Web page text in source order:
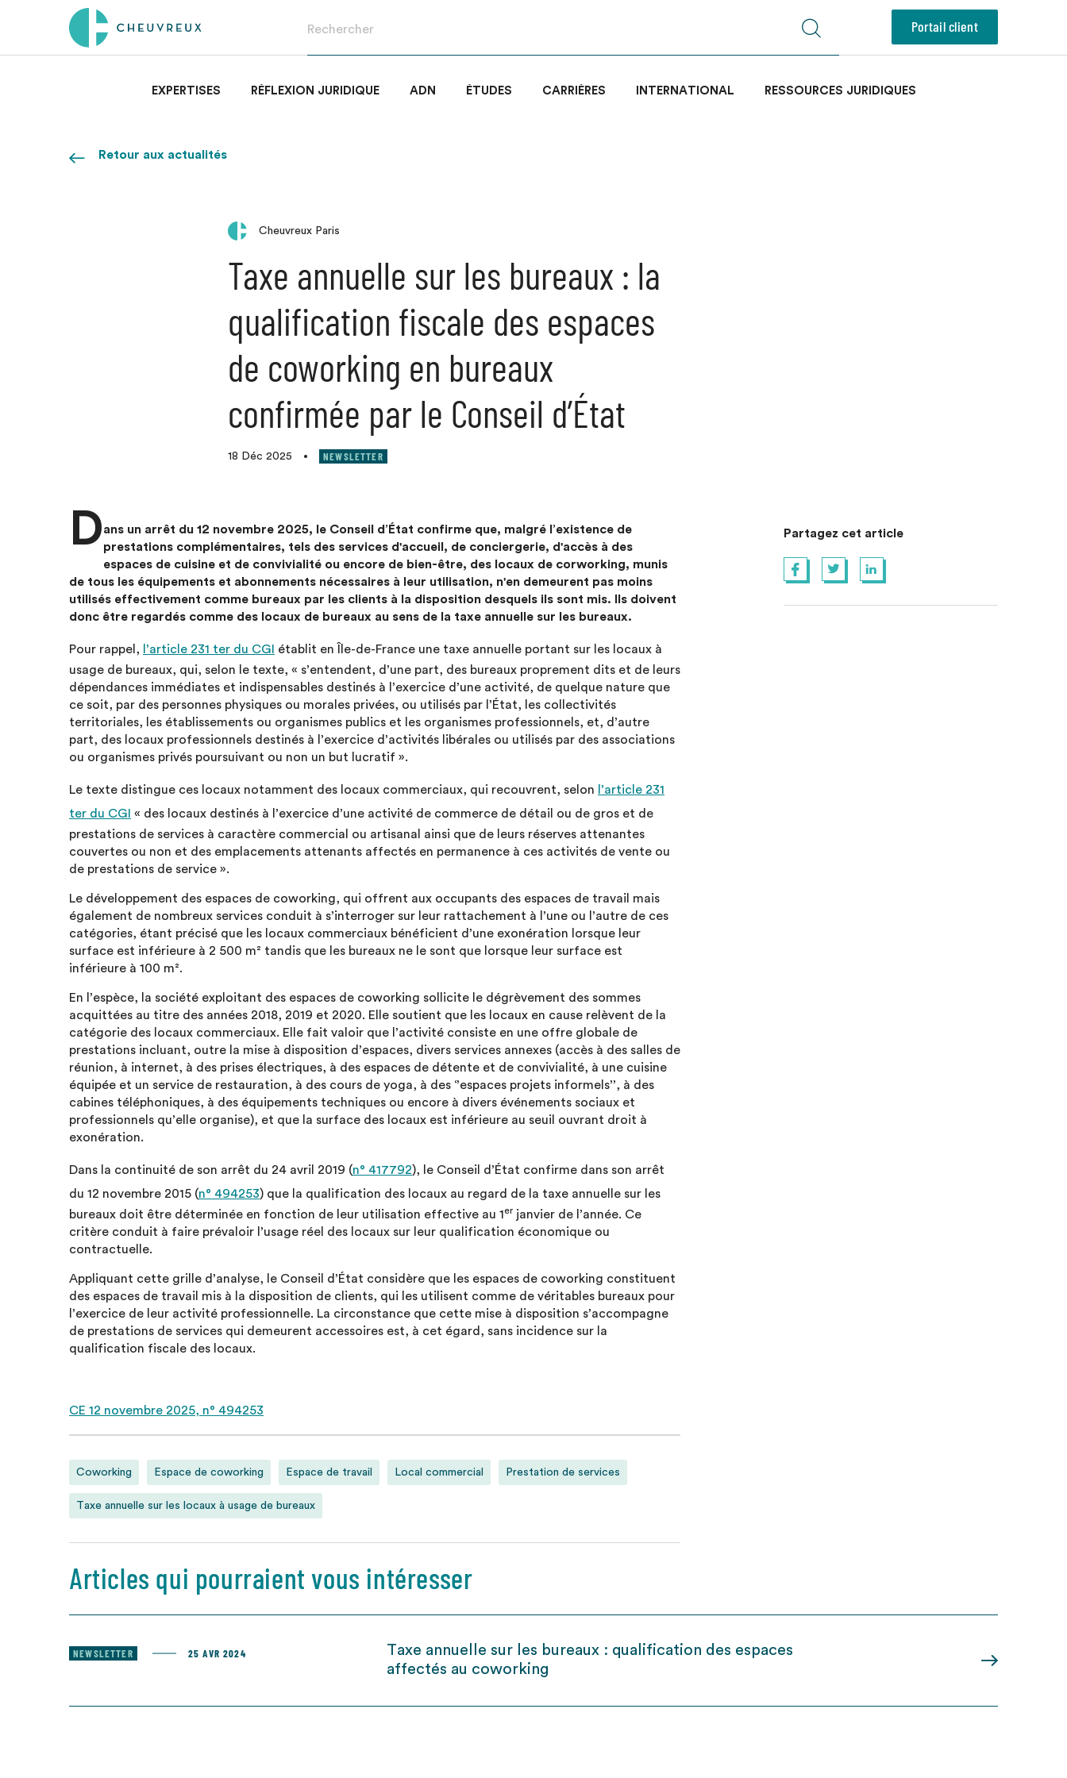
Portail client
EXPERTISES RÉFLEXION JURIDIQUE ADN ÉTUDES CARRIÈRES INTERNATIONAL RESSOURCES JURIDIQUES
Retour aux actualités
Cheuvreux Paris
Taxe annuelle sur les bureaux : la
qualification fiscale des espaces
de coworking en bureaux
confirmée par le Conseil d’État
18 Déc 2025 • NEWSLETTER
Dans un arrêt du 12 novembre 2025, le Conseil d’État confirme que, malgré l’existence de
prestations complémentaires, tels des services d'accueil, de conciergerie, d'accès à des
espaces de cuisine et de convivialité ou encore de bien-être, des locaux de corworking, munis
de tous les équipements et abonnements nécessaires à leur utilisation, n'en demeurent pas moins
utilisés effectivement comme bureaux par les clients à la disposition desquels ils sont mis. Ils doivent
donc être regardés comme des locaux de bureaux au sens de la taxe annuelle sur les bureaux.
Pour rappel, l’article 231 ter du CGI
établit en Île-de-France une taxe annuelle portant sur les locaux à
usage de bureaux, qui, selon le texte, « s’entendent, d’une part, des bureaux proprement dits et de leurs
dépendances immédiates et indispensables destinés à l’exercice d’une activité, de quelque nature que
ce soit, par des personnes physiques ou morales privées, ou utilisés par l’État, les collectivités
territoriales, les établissements ou organismes publics et les organismes professionnels, et, d’autre
part, des locaux professionnels destinés à l’exercice d’activités libérales ou utilisés par des associations
ou organismes privés poursuivant ou non un but lucratif ».
Le texte distingue ces locaux notamment des locaux commerciaux, qui recouvrent, selon l’article 231
ter du CGI « des locaux destinés à l’exercice d’une activité de commerce de détail ou de gros et de
prestations de services à caractère commercial ou artisanal ainsi que de leurs réserves attenantes
couvertes ou non et des emplacements attenants affectés en permanence à ces activités de vente ou
de prestations de service ».
Le développement des espaces de coworking, qui offrent aux occupants des espaces de travail mais
également de nombreux services conduit à s’interroger sur leur rattachement à l’une ou l’autre de ces
catégories, étant précisé que les locaux commerciaux bénéficient d’une exonération lorsque leur
surface est inférieure à 2 500 m² tandis que les bureaux ne le sont que lorsque leur surface est
inférieure à 100 m².
En l’espèce, la société exploitant des espaces de coworking sollicite le dégrèvement des sommes
acquittées au titre des années 2018, 2019 et 2020. Elle soutient que les locaux en cause relèvent de la
catégorie des locaux commerciaux. Elle fait valoir que l’activité consiste en une offre globale de
prestations incluant, outre la mise à disposition d’espaces, divers services annexes (accès à des salles de
réunion, à internet, à des prises électriques, à des espaces de détente et de convivialité, à une cuisine
équipée et un service de restauration, à des cours de yoga, à des ‘’espaces projets informels’’, à des
cabines téléphoniques, à des équipements techniques ou encore à divers événements sociaux et
professionnels qu’elle organise), et que la surface des locaux est inférieure au seuil ouvrant droit à
exonération.
Dans la continuité de son arrêt du 24 avril 2019 (n° 417792), le Conseil d’État confirme dans son arrêt
du 12 novembre 2015 (n° 494253) que la qualification des locaux au regard de la taxe annuelle sur les
bureaux doit être déterminée en fonction de leur utilisation effective au 1er janvier de l’année. Ce
critère conduit à faire prévaloir l’usage réel des locaux sur leur qualification économique ou
contractuelle.
Appliquant cette grille d’analyse, le Conseil d’État considère que les espaces de coworking constituent
des espaces de travail mis à la disposition de clients, qui les utilisent comme de véritables bureaux pour
l’exercice de leur activité professionnelle. La circonstance que cette mise à disposition s’accompagne
de prestations de services qui demeurent accessoires est, à cet égard, sans incidence sur la
qualification fiscale des locaux.
CE 12 novembre 2025, n° 494253
Coworking Espace de coworking Espace de travail Local commercial Prestation de services
Taxe annuelle sur les locaux à usage de bureaux
Partagez cet article
Articles qui pourraient vous intéresser
NEWSLETTER 25 AVR 2024
Taxe annuelle sur les bureaux : qualification des espaces
affectés au coworking